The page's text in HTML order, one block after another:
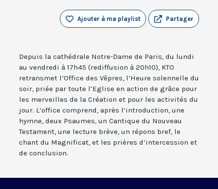
Partager
Ajouter à ma playlist
Depuis la cathédrale Notre-Dame de Paris, du lundi
au vendredi à 17h45 (rediffusion à 20h10), KTO
retransmet l’Office des Vêpres, l’Heure solennelle du
soir, priée par toute l’Eglise en action de grâce pour
les merveilles de la Création et pour les activités du
jour. L’office comprend, après l’introduction, une
hymne, deux Psaumes, un Cantique du Nouveau
Testament, une lecture brève, un répons bref, le
chant du Magnificat, et les prières d’intercession et
de conclusion.